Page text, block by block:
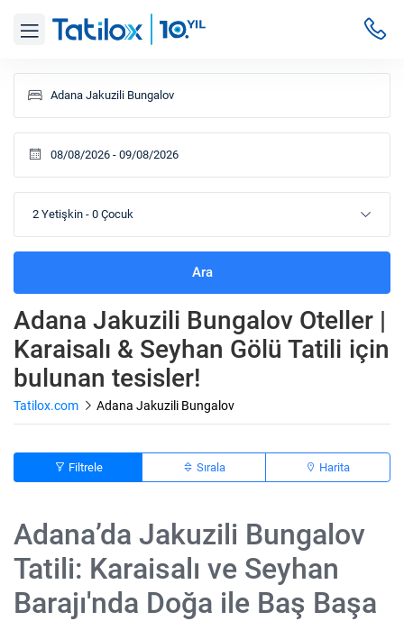
2 Yetişkin - 0 Çocuk
Ara
Adana Jakuzili Bungalov Oteller |
Karaisalı & Seyhan Gölü Tatili için
bulunan tesisler!
Tatilox.com Adana Jakuzili Bungalov
Filtrele Sırala Harita
Adana’da Jakuzili Bungalov
Tatili: Karaisalı ve Seyhan
Barajı'nda Doğa ile Baş Başa